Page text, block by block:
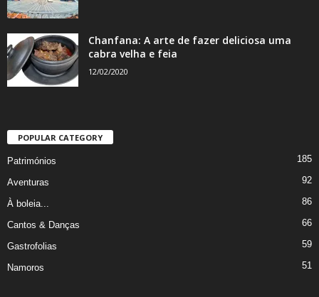
Chanfana: A arte de fazer deliciosa uma
cabra velha e feia
12/02/2020
POPULAR CATEGORY
Patrimónios 185
Aventuras 92
À boleia... 86
Cantos & Danças 66
Gastrofolias 59
Namoros 51